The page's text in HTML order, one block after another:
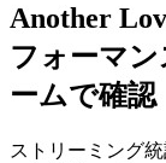
Another
フォーマ
ームで確認
ストリーミング